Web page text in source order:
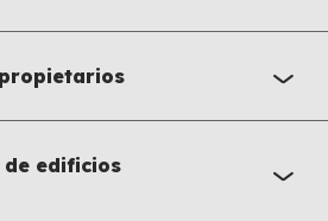
edificios